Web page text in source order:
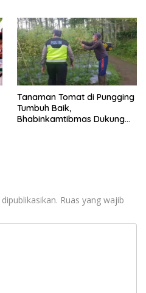
Tanaman Tomat di Pungging
Tumbuh Baik,
Bhabinkamtibmas Dukung
Ruas yang wajib